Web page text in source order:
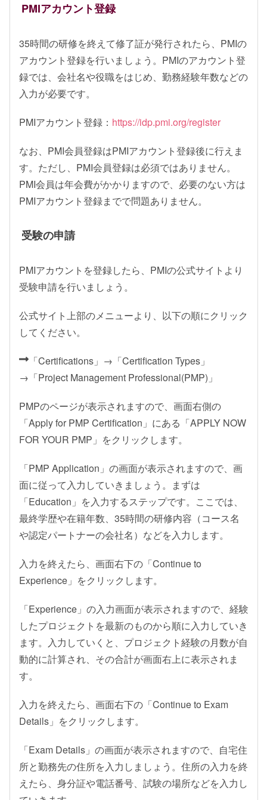
PMIアカウント登録
35時間の研修を終えて修了証が発行されたら、PMIの
アカウント登録を行いましょう。PMIのアカウント登
録では、会社名や役職をはじめ、勤務経験年数などの
入力が必要です。
PMIアカウント登録： https://idp.pmi.org/register
なお、PMI会員登録はPMIアカウント登録後に行えま
す。ただし、PMI会員登録は必須ではありません。
PMI会員は年会費がかかりますので、必要のない方は
PMIアカウント登録までで問題ありません。
受験の申請
PMIアカウントを登録したら、PMIの公式サイトより
受験申請を行いましょう。
公式サイト上部のメニューより、以下の順にクリック
してください。
「Certifications」→「Certification Types」
→「Project Management Professional(PMP)」
PMPのページが表示されますので、画面右側の
「Apply for PMP Certification」にある「APPLY NOW
FOR YOUR PMP」をクリックします。
「PMP Application」の画面が表示されますので、画
面に従って入力していきましょう。まずは
「Education」を入力するステップです。ここでは、
最終学歴や在籍年数、35時間の研修内容（コース名
や認定パートナーの会社名）などを入力します。
入力を終えたら、画面右下の「Continue to
Experience」をクリックします。
「Experience」の入力画面が表示されますので、経験
したプロジェクトを最新のものから順に入力していき
ます。入力していくと、プロジェクト経験の月数が自
動的に計算され、その合計が画面右上に表示されま
す。
入力を終えたら、画面右下の「Continue to Exam
Details」をクリックします。
「Exam Details」の画面が表示されますので、自宅住
所と勤務先の住所を入力しましょう。住所の入力を終
えたら、身分証や電話番号、試験の場所などを入力し